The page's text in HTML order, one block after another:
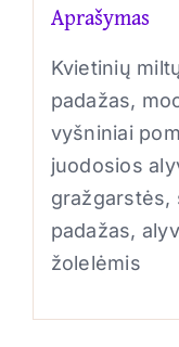
Aprašymas
Kvietinių
padažas,
vyšniniai
juodosios
gražgarstės,
padažas,
žolelėmis